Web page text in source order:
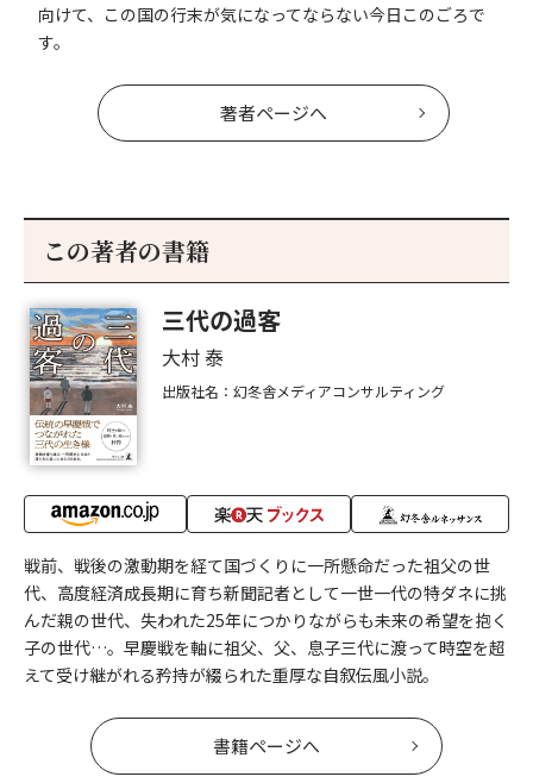
向けて、この国の行末が気になってならない今日このごろで
す。
著者ページへ
この著者の書籍
三代の過客
大村 泰
出版社名：幻冬舎メディアコンサルティング
戦前、戦後の激動期を経て国づくりに一所懸命だった祖父の世
代、高度経済成長期に育ち新聞記者として一世一代の特ダネに挑
んだ親の世代、失われた25年につかりながらも未来の希望を抱く
子の世代…。早慶戦を軸に祖父、父、息子三代に渡って時空を超
えて受け継がれる矜持が綴られた重厚な自叙伝風小説。
書籍ページへ